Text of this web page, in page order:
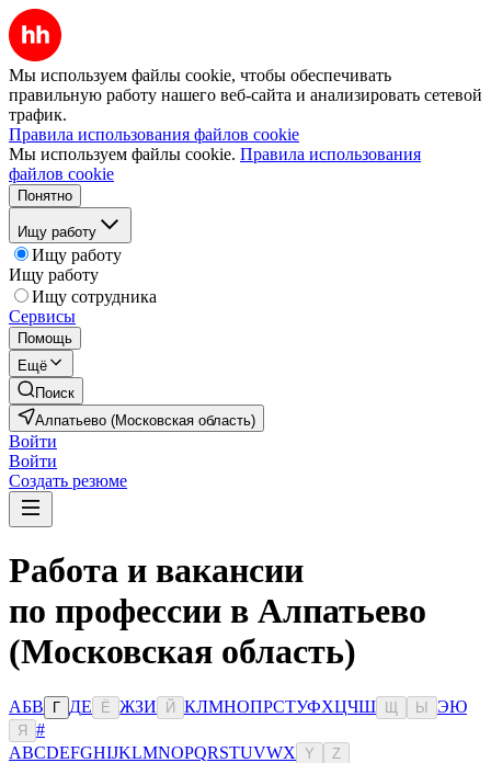
Мы используем файлы cookie, чтобы обеспечивать
правильную работу нашего веб-сайта и анализировать сетевой
трафик.
Правила использования файлов cookie
Мы используем файлы cookie. Правила использования
файлов cookie
Понятно
Ищу работу
Ищу работу
Ищу работу
Ищу сотрудника
Сервисы
Помощь
Ещё
Поиск
Алпатьево (Московская область)
Войти
Войти
Создать резюме
Работа и вакансии
по профессии в Алпатьево
(Московская область)
АБВ Г ДЕ Ё ЖЗИ Й КЛМНОПРСТУФХЦЧШ Ы ЭЮ
Я
#
ABCDEFGHIJKLMNOPQRSTUVWX Y Z